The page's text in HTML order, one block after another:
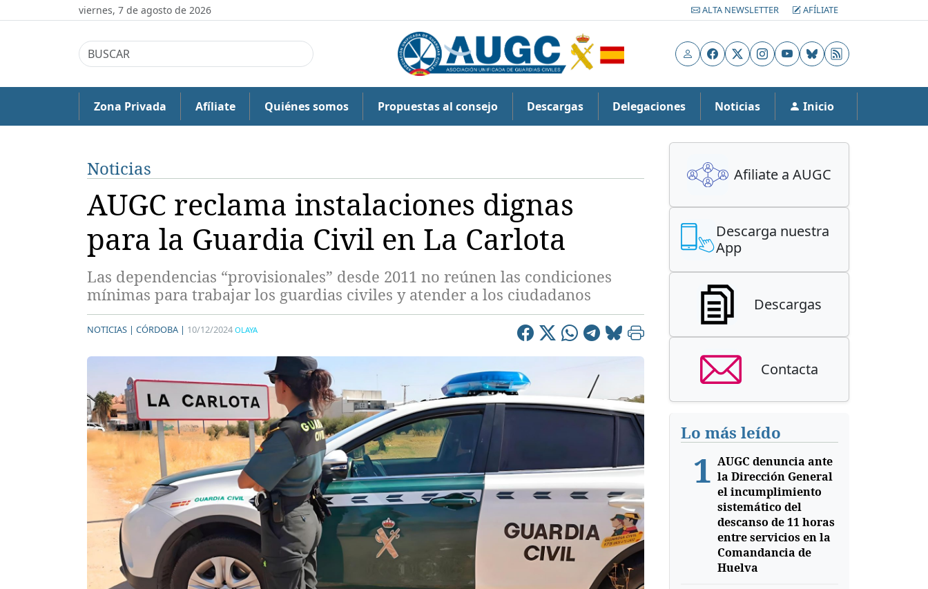
viernes, 7 de agosto de 2026 ALTA NEWSLETTER AFÍLIATE
UsuarioFacebook
X Instagram
YouTubeBluesky
RSS
Zona Privada Afíliate Quiénes somos Propuestas al consejo Descargas Delegaciones Noticias Inicio
Noticias
AUGC reclama instalaciones dignas
para la Guardia Civil en La Carlota
Las dependencias “provisionales” desde 2011 no reúnen las condiciones
mínimas para trabajar los guardias civiles y atender a los ciudadanos
NOTICIAS | CÓRDOBA | 10/12/2024 OLAYA
Afiliate a AUGC
Descarga nuestra
App
Descargas
Contacta
Lo más leído
1 AUGC denuncia ante
la Dirección General
el incumplimiento
sistemático del
descanso de 11 horas
entre servicios en la
Comandancia de
Huelva